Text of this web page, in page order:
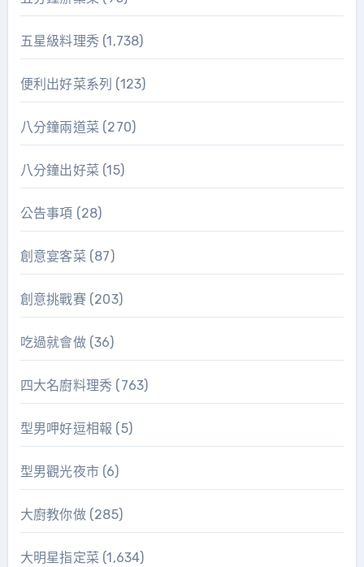
五星級料理秀(1,738)
便利出好菜系列 (123)
八分鐘兩道菜 (270)
八分鐘出好菜 (15)
公告事項 (28)
創意宴客菜 (87)
創意挑戰賽(203)
吃過就會做(36)
四大名廚料理秀 (763)
型男呷好逗相報 (5)
型男觀光夜市(6)
大廚教你做(285)
大明星指定菜 (1,634)